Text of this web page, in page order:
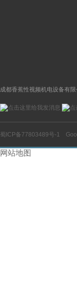
成都香蕉性视频机电设备有
蜀ICP备77803489号-1
网站地图